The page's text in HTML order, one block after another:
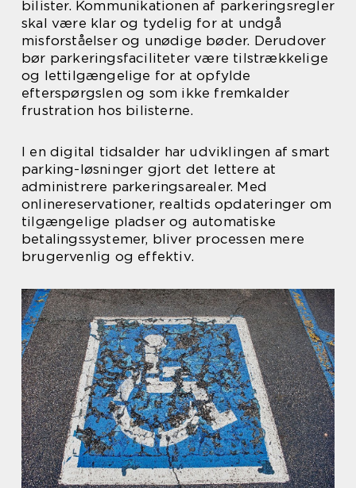
bilister. Kommunikationen af parkeringsregler
skal være klar og tydelig for at undgå
misforståelser og unødige bøder. Derudover
bør parkeringsfaciliteter være tilstrækkelige
og lettilgængelige for at opfylde
efterspørgslen og som ikke fremkalder
frustration hos bilisterne.
I en digital tidsalder har udviklingen af smart
parking-løsninger gjort det lettere at
administrere parkeringsarealer. Med
onlinereservationer, realtids opdateringer om
tilgængelige pladser og automatiske
betalingssystemer, bliver processen mere
brugervenlig og effektiv.